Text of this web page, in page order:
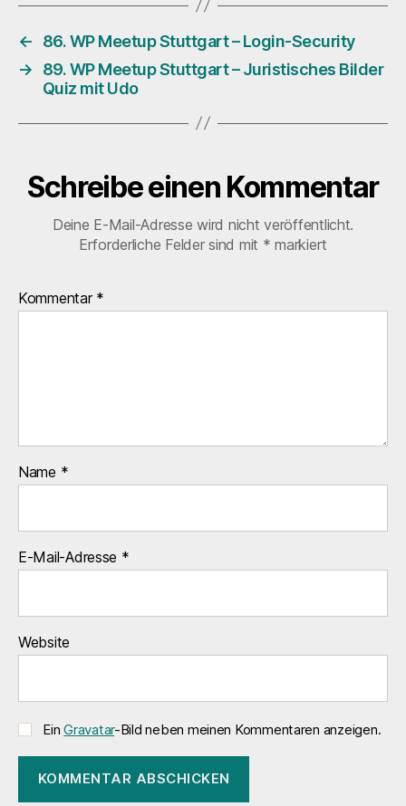
←
86. WP Meetup Stuttgart – Login-Security
→
89. WP Meetup Stuttgart – Juristisches Bilder
Quiz mit Udo
Schreibe einen Kommentar
Deine E-Mail-Adresse wird nicht veröffentlicht.
Erforderliche Felder sind mit * markiert
Kommentar *
Name *
E-Mail-Adresse *
Website
EinGravatar-Bild neben meinen Kommentaren anzeigen.